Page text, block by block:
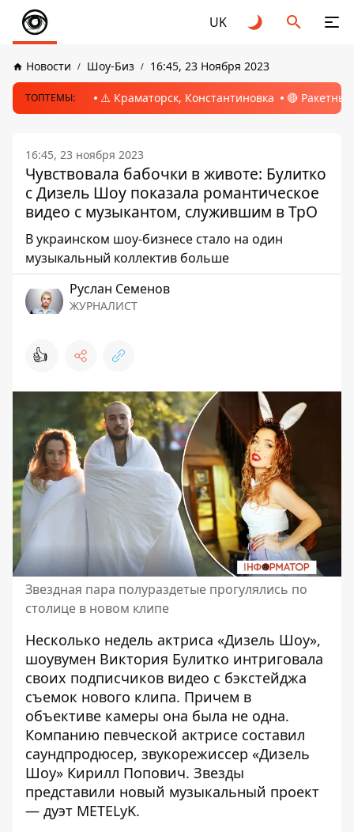
UK
Новости Шоу-Биз 16:45, 23 Ноября 2023
ТОПТЕМЫ: ⚠️ Краматорск, Константиновка 🔴
16:45, 23 ноября 2023
Чувствовала бабочки в животе: Булитко
с Дизель Шоу показала романтическое
видео с музыкантом, служившим в ТрО
В украинском шоу-бизнесе стало на один
музыкальный коллектив больше
Руслан Семенов
ЖУРНАЛИСТ
👍
Звездная пара полураздетые прогулялись по
столице в новом клипе
Несколько недель актриса «Дизель Шоу»,
шоувумен Виктория Булитко интриговала
своих подписчиков видео с бэкстейджа
съемок нового клипа. Причем в
объективе камеры она была не одна.
Компанию певческой актрисе составил
саундпродюсер, звукорежиссер «Дизель
Шоу» Кирилл Попович. Звезды
представили новый музыкальный проект
— дуэт METELyK.